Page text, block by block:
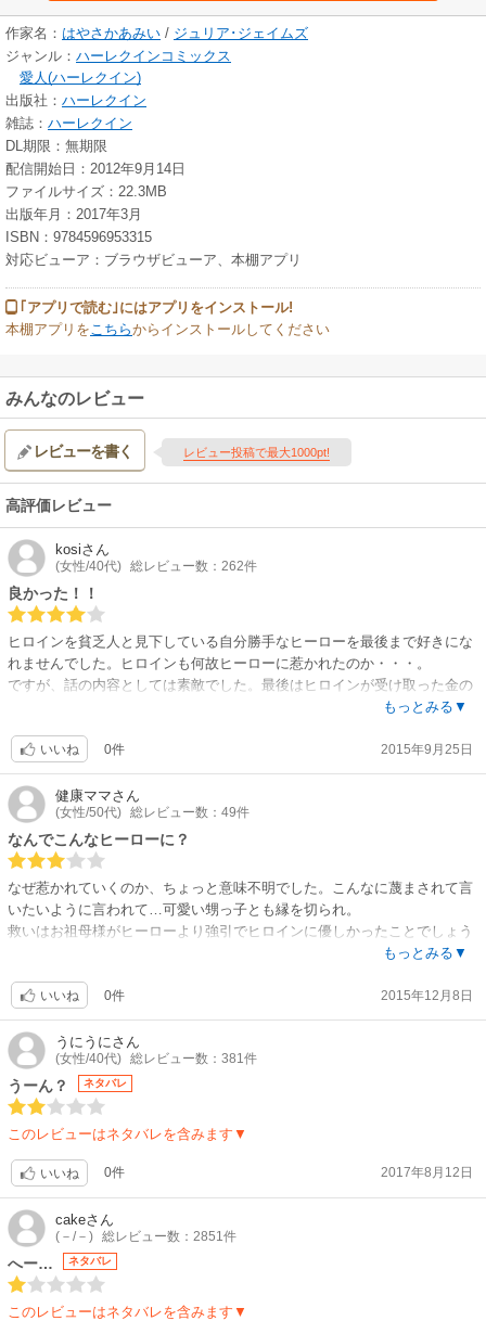
作家名： はやさかあみい / ジュリア･ジェイムズ
ジャンル： ハーレクインコミックス
愛人(ハーレクイン)
出版社： ハーレクイン
雑誌： ハーレクイン
DL期限：無期限
配信開始日：2012年9月14日
ファイルサイズ：22.3MB
出版年月：2017年3月
ISBN：9784596953315
対応ビューア：ブラウザビューア、本棚アプリ
｢アプリで読む｣にはアプリをインストール!
本棚アプリをこちらからインストールしてください
みんなのレビュー
レビューを書く レビュー投稿で最大1000pt!
高評価レビュー
kosiさん
(女性/40代) 総レビュー数：262件
良かった！！
ヒロインを貧乏人と見下している自分勝手なヒーローを最後まで好きにな
れませんでした。ヒロインも何故ヒーローに惹かれたのか・・・。
ですが、話の内容としては素敵でした。最後はヒロインが受け取った金の
行方も分かるし、ヒーローもヒロインに率直な気持ちを伝えるし、最後ま
もっとみる▼
いいね 0件 2015年9月25日
健康ママさん
(女性/50代) 総レビュー数：49件
なんでこんなヒーローに？
なぜ惹かれていくのか、ちょっと意味不明でした。こんなに蔑まされて言
いたいように言われて…可愛い甥っ子とも縁を切られ。
救いはお祖母様がヒーローより強引でヒロインに優しかったことでしょう
もっとみる▼
いいね 0件 2015年12月8日
うにうにさん
(女性/40代) 総レビュー数：381件
うーん？ ネタバレ
このレビューはネタバレを含みます▼
いいね 0件 2017年8月12日
cakeさん
(－/－) 総レビュー数：2851件
へー… ネタバレ
このレビューはネタバレを含みます▼